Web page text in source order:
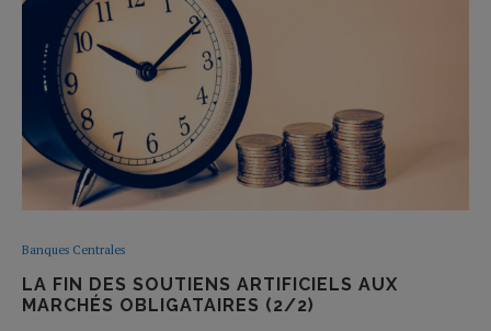
Banques Centrales
LA FIN DES SOUTIENS ARTIFICIELS AUX
MARCHÉS OBLIGATAIRES (2/2)